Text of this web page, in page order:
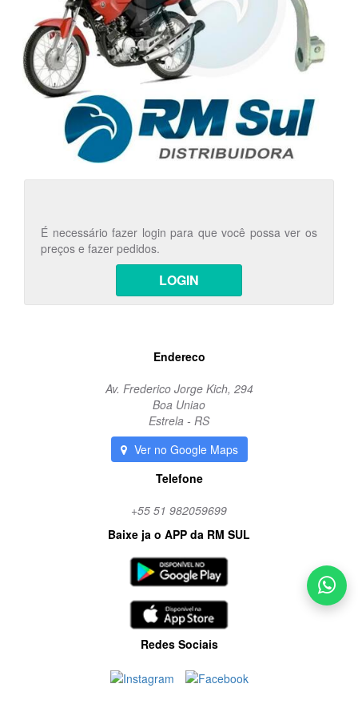
É necessário fazer login para que você possa ver os
preços e fazer pedidos.
LOGIN
Endereco
Av. Frederico Jorge Kich, 294
Boa Uniao
Estrela - RS
Ver no Google Maps
Telefone
+55 51 982059699
Baixe ja o APP da RM SUL
Redes Sociais